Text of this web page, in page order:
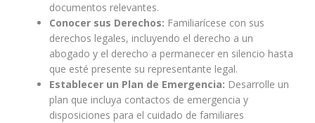
documentos relevantes.
Conocer sus Derechos: Familiarícese con sus
derechos legales, incluyendo el derecho a un
abogado y el derecho a permanecer en silencio hasta
que esté presente su representante legal.
Establecer un Plan de Emergencia: Desarrolle un
plan que incluya contactos de emergencia y
disposiciones para el cuidado de familiares